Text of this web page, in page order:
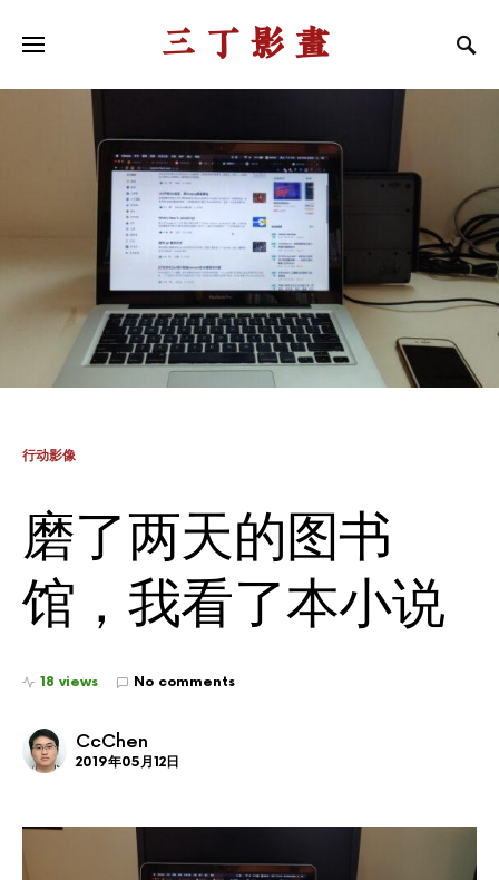
三丁影画
行动影像
磨了两天的图书
馆，我看了本小说
18 views No comments
CcChen
2019年05月12日